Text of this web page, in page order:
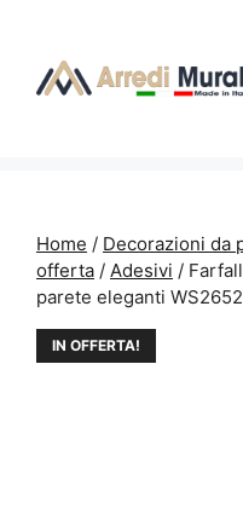
contenuto
Home / Decorazioni da
offerta / Adesivi /
parete eleganti WS2652
IN OFFERTA!